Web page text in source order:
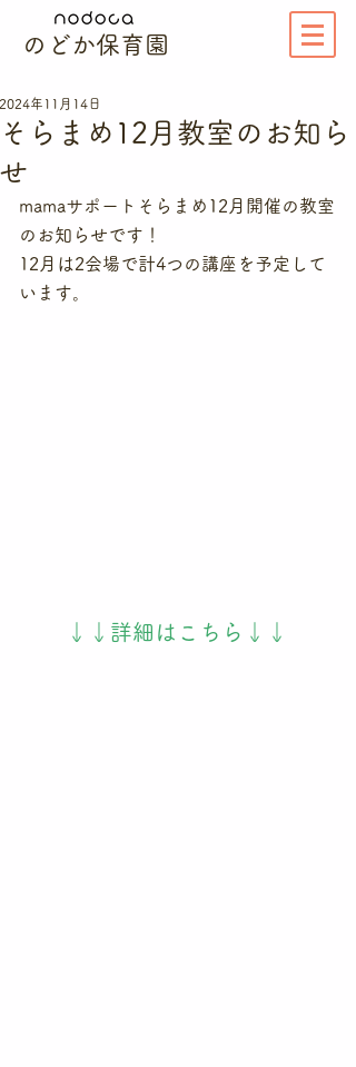
のどか保育園
そらまめ12月教室のお知ら
せ
2024年11月14日
mamaサポートそらまめ12月開催の教室
のお知らせです！
12月は2会場で計4つの講座を予定して
います。
↓↓詳細はこちら↓↓